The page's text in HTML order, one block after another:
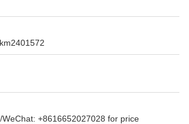
+8616652027028 for price